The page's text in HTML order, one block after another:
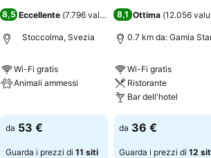
8,5 Eccellente (7.796 valutazioni)
Stoccolma, Svezia
Wi-Fi gratis
Animali ammessi
da 53 €
Guarda i prezzi di 11 siti
8,1 Ottima (12.056
0.7 km da: Gamla
Wi-Fi gratis
Ristorante
Bar dell'hotel
Scopri i prezzi
da 36 €
Guarda i prezzi di 12